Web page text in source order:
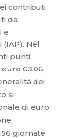
contributi
da
e
Nel
punti:
63,06.
dei
si
di euro
giornate